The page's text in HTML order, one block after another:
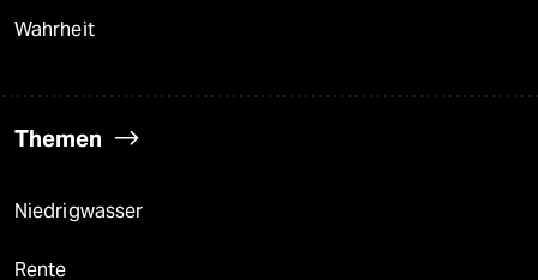
Wahrheit
Themen
Niedrigwasser
Rente